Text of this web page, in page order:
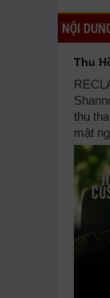
NỘI
Thu
thụ
mật